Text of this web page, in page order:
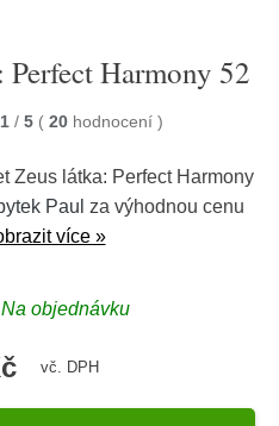
Harmony 52
/ 5 ( 20 hodnocení )
Zeus látka: Perfect Harmony
Paul za výhodnou cenu
více »
objednávku
vč. DPH